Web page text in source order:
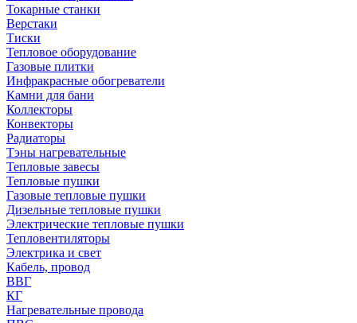
Токарные станки
Верстаки
Тиски
Тепловое оборудование
Газовые плитки
Инфракрасные обогреватели
Камни для бани
Коллекторы
Конвекторы
Радиаторы
Тэны нагревательные
Тепловые завесы
Тепловые пушки
Газовые тепловые пушки
Дизельные тепловые пушки
Электрические тепловые пушки
Тепловентиляторы
Электрика и свет
Кабель, провод
ВВГ
КГ
Нагревательные провода